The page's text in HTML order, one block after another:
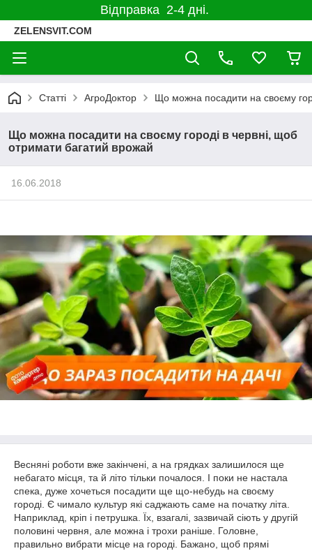
Відправка 2-4 дні.
ZELENSVIT.COM
Статті АгроДоктор Що можна посадити на своєму
Що можна посадити на своєму городі в червні, щоб
отримати багатий врожай
16.06.2018
Весняні роботи вже закінчені, а на грядках залишилося ще
небагато місця, та й літо тільки почалося. І поки не настала
спека, дуже хочеться посадити ще що-небудь на своєму
городі. Є чимало культур які саджають саме на початку літа.
Наприклад, кріп і петрушка. Їх, взагалі, зазвичай сіють у другій
половині червня, але можна і трохи раніше. Головне,
правильно вибрати місце на городі. Бажано, щоб прямі